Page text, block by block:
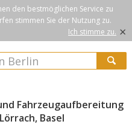
den bestmöglichen Service zu
stimmen Sie der Nutzung zu.
Ich stimme zu. ×
Fahrzeugaufbereitung
Basel